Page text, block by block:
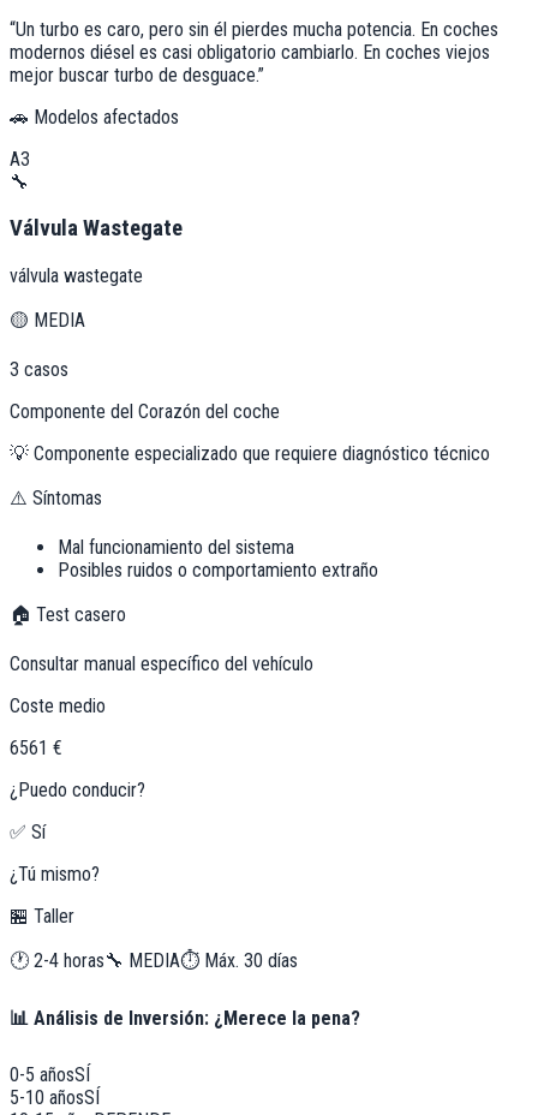
“Un turbo es caro, pero sin él pierdes mucha potencia. En coches
modernos diésel es casi obligatorio cambiarlo. En coches viejos
mejor buscar turbo de desguace.”
🚗 Modelos afectados
A3
🔧
Válvula Wastegate
válvula wastegate
🟡 MEDIA
3 casos
Componente del Corazón del coche
💡 Componente especializado que requiere diagnóstico técnico
⚠️ Síntomas
Mal funcionamiento del sistema
Posibles ruidos o comportamiento extraño
🏠 Test casero
Consultar manual específico del vehículo
Coste medio
6561 €
¿Puedo conducir?
✅ Sí
¿Tú mismo?
🏪 Taller
🕐 2-4 horas🔧 MEDIA⏱️ Máx. 30 días
📊 Análisis de Inversión: ¿Merece la pena?
0-5 añosSÍ
5-10 añosSÍ